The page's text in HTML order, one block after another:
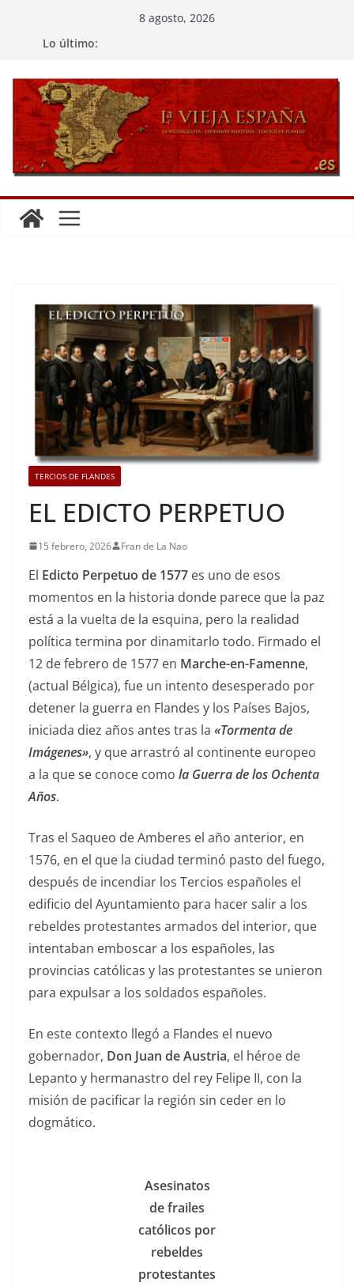
8 agosto, 2026
Lo último:
TERCIOS DE FLANDES
EL EDICTO PERPETUO
15 febrero, 2026 Fran de La Nao
El Edicto Perpetuo de 1577 es uno de esos
momentos en la historia donde parece que la paz
está a la vuelta de la esquina, pero la realidad
política termina por dinamitarlo todo. Firmado el
12 de febrero de 1577 en Marche-en-Famenne,
(actual Bélgica), fue un intento desesperado por
detener la guerra en Flandes y los Países Bajos,
iniciada diez años antes tras la «Tormenta de
Imágenes», y que arrastró al continente europeo
a la que se conoce como la Guerra de los Ochenta
Años.
Tras el Saqueo de Amberes el año anterior, en
1576, en el que la ciudad terminó pasto del fuego,
después de incendiar los Tercios españoles el
edificio del Ayuntamiento para hacer salir a los
rebeldes protestantes armados del interior, que
intentaban emboscar a los españoles, las
provincias católicas y las protestantes se unieron
para expulsar a los soldados españoles.
En este contexto llegó a Flandes el nuevo
gobernador, Don Juan de Austria, el héroe de
Lepanto y hermanastro del rey Felipe II, con la
misión de pacificar la región sin ceder en lo
dogmático.
Asesinatos
de frailes
católicos por
rebeldes
protestantes